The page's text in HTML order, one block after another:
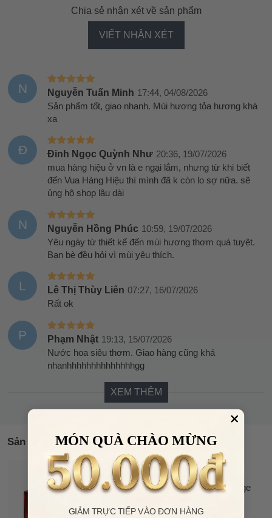
Chia sẻ nhận xét về sản phẩm
VIẾT NHẬN XÉT
N Nguyễn Tuấn Minh 17:44, 04/08/2026
Sản phẩm tốt, giao nhanh. Mùi hương tỏa hương khá
xa
Đ Đinh Ngọc Quỳnh Như 20:36, 19/07/2026
mua hàng hiệu ở vn là e ngại lắm, nhưng từ khi biết
đến Vua Hàng Hiệu thì mình đã k còn lo sợ nữa. sẽ
ủng hộ shop lâu dài
N Nguyễn Hồng Phúc 10:59, 19/07/2026
Yêu ngày từ thiết kế đến mùi hương thơm quá tuyệt.
Bạn bè đều hỏi vì mùi yêu thích.
L Lê Thị Thùy Liên 07:27, 16/07/2026
Rất ok
P Phạm Nhật 19:13, 15/07/2026
Nước hoa siêu thơm. Giao hàng cũng khá
nhanhhhhhhhhhhhhhhgg
XEM THÊM
Sản phẩm tương tự
32%
OFF
FRAGRANCE WORLD
Nước Hoa Unisex Fragrance World
Maison Vaporisateur Barakkat Rouge
MÓN QUÀ CHÀO MỪNG
GIẢM TRỰC TIẾP VÀO ĐƠN HÀNG